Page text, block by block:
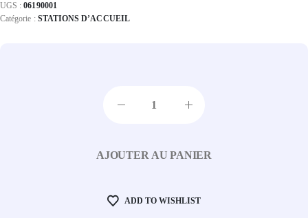
UGS :06190001
Catégorie : STATIONS D’ACCUEIL
AJOUTER AU PANIER
ADD TO WISHLIST